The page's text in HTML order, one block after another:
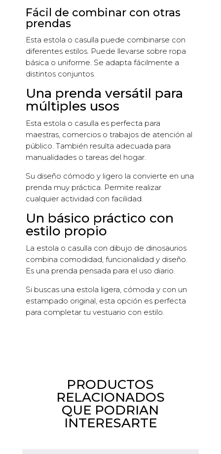
Fácil de combinar con otras
prendas
Esta estola o casulla puede combinarse con
diferentes estilos. Puede llevarse sobre ropa
básica o uniforme. Se adapta fácilmente a
distintos conjuntos.
Una prenda versátil para
múltiples usos
Esta estola o casulla es perfecta para
maestras, comercios o trabajos de atención al
público. También resulta adecuada para
manualidades o tareas del hogar.
Su diseño cómodo y ligero la convierte en una
prenda muy práctica. Permite realizar
cualquier actividad con facilidad.
Un básico práctico con
estilo propio
La estola o casulla con dibujo de dinosaurios
combina comodidad, funcionalidad y diseño.
Es una prenda pensada para el uso diario.
Si buscas una estola ligera, cómoda y con un
estampado original, esta opción es perfecta
para completar tu vestuario con estilo.
PRODUCTOS
RELACIONADOS
QUE PODRIAN
INTERESARTE